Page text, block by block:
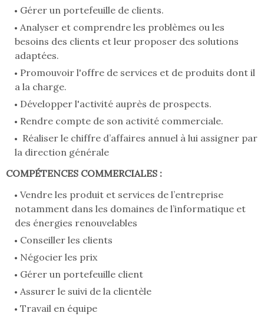
Gérer un portefeuille de clients.
Analyser et comprendre les problèmes ou les
besoins des clients et leur proposer des solutions
adaptées.
Promouvoir l'offre de services et de produits dont il
a la charge.
Développer l'activité auprès de prospects.
Rendre compte de son activité commerciale.
Réaliser le chiffre d’affaires annuel à lui assigner par
la direction générale
COMPÉTENCES COMMERCIALES :
Vendre les produit et services de l’entreprise
notamment dans les domaines de l’informatique et
des énergies renouvelables
Conseiller les clients
Négocier les prix
Gérer un portefeuille client
Assurer le suivi de la clientèle
Travail en équipe